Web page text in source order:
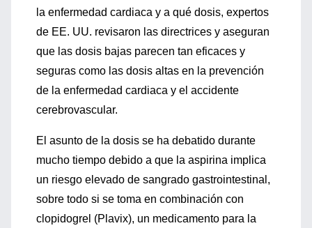
la enfermedad cardiaca y a qué dosis, expertos
de EE. UU. revisaron las directrices y aseguran
que las dosis bajas parecen tan eficaces y
seguras como las dosis altas en la prevención
de la enfermedad cardiaca y el accidente
cerebrovascular.
El asunto de la dosis se ha debatido durante
mucho tiempo debido a que la aspirina implica
un riesgo elevado de sangrado gastrointestinal,
sobre todo si se toma en combinación con
clopidogrel (Plavix), un medicamento para la